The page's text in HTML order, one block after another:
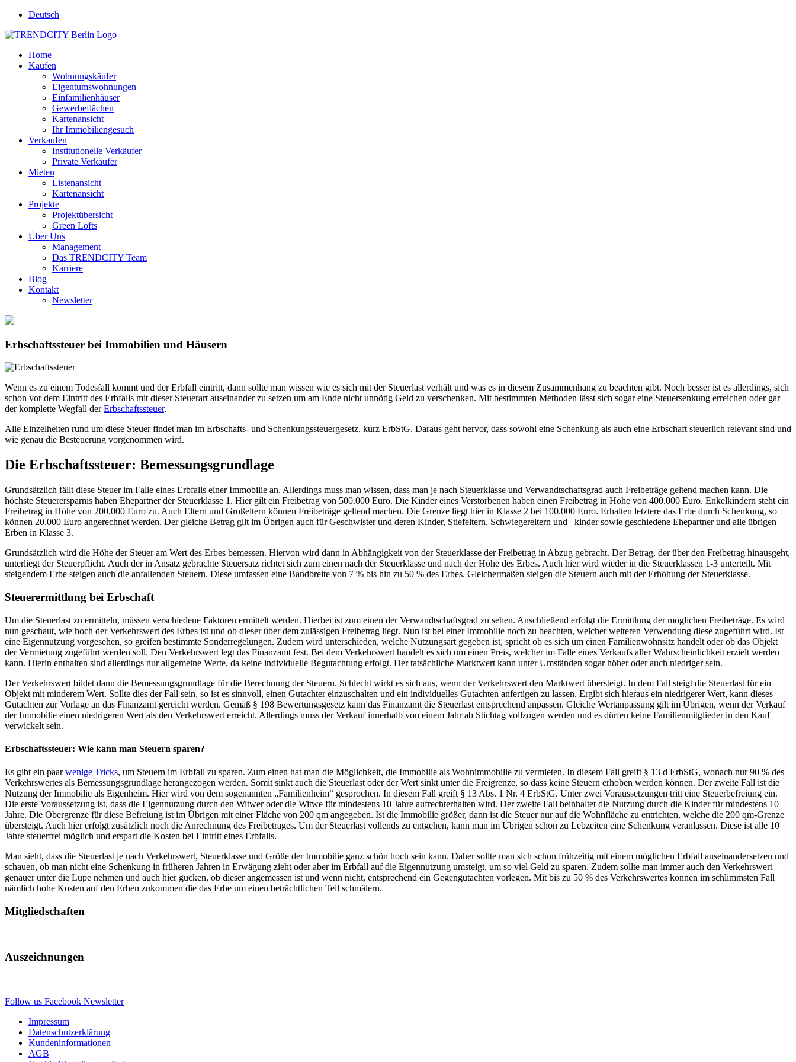
Deutsch
Home
Kaufen
Wohnungskäufer
Eigentumswohnungen
Einfamilienhäuser
Gewerbeflächen
Kartenansicht
Ihr Immobiliengesuch
Verkaufen
Institutionelle Verkäufer
Private Verkäufer
Mieten
Listenansicht
Kartenansicht
Projekte
Projektübersicht
Green Lofts
Über Uns
Management
Das TRENDCITY Team
Karriere
Blog
Kontakt
Newsletter
Erbschaftssteuer bei Immobilien und Häusern
Wenn es zu einem Todesfall kommt und der Erbfall eintritt, dann sollte man wissen wie es sich mit der Steuerlast verhält und was es in diesem Zusammenhang zu beachten gibt. Noch besser ist es allerdings, sich
schon vor dem Eintritt des Erbfalls mit dieser Steuerart auseinander zu setzen um am Ende nicht unnötig Geld zu verschenken. Mit bestimmten Methoden lässt sich sogar eine Steuersenkung erreichen oder gar
der komplette Wegfall derErbschaftssteuer.
Alle Einzelheiten rund um diese Steuer findet man im Erbschafts- und Schenkungssteuergesetz, kurz ErbStG. Daraus geht hervor, dass sowohl eine Schenkung als auch eine Erbschaft steuerlich relevant sind und
wie genau die Besteuerung vorgenommen wird.
Die Erbschaftssteuer: Bemessungsgrundlage
Grundsätzlich fällt diese Steuer im Falle eines Erbfalls einer Immobilie an. Allerdings muss man wissen, dass man je nach Steuerklasse und Verwandtschaftsgrad auch Freibeträge geltend machen kann. Die
höchste Steuerersparnis haben Ehepartner der Steuerklasse 1. Hier gilt ein Freibetrag von 500.000 Euro. Die Kinder eines Verstorbenen haben einen Freibetrag in Höhe von 400.000 Euro. Enkelkindern steht ein
Freibetrag in Höhe von 200.000 Euro zu. Auch Eltern und Großeltern können Freibeträge geltend machen. Die Grenze liegt hier in Klasse 2 bei 100.000 Euro. Erhalten letztere das Erbe durch Schenkung, so
können 20.000 Euro angerechnet werden. Der gleiche Betrag gilt im Übrigen auch für Geschwister und deren Kinder, Stiefeltern, Schwiegereltern und –kinder sowie geschiedene Ehepartner und alle übrigen
Erben in Klasse 3.
Grundsätzlich wird die Höhe der Steuer am Wert des Erbes bemessen. Hiervon wird dann in Abhängigkeit von der Steuerklasse der Freibetrag in Abzug gebracht. Der Betrag, der über den Freibetrag hinausgeht,
unterliegt der Steuerpflicht. Auch der in Ansatz gebrachte Steuersatz richtet sich zum einen nach der Steuerklasse und nach der Höhe des Erbes. Auch hier wird wieder in die Steuerklassen 1-3 unterteilt. Mit
steigendem Erbe steigen auch die anfallenden Steuern. Diese umfassen eine Bandbreite von 7 % bis hin zu 50 % des Erbes. Gleichermaßen steigen die Steuern auch mit der Erhöhung der Steuerklasse.
Steuerermittlung bei Erbschaft
Um die Steuerlast zu ermitteln, müssen verschiedene Faktoren ermittelt werden. Hierbei ist zum einen der Verwandtschaftsgrad zu sehen. Anschließend erfolgt die Ermittlung der möglichen Freibeträge. Es wird
nun geschaut, wie hoch der Verkehrswert des Erbes ist und ob dieser über dem zulässigen Freibetrag liegt. Nun ist bei einer Immobilie noch zu beachten, welcher weiteren Verwendung diese zugeführt wird. Ist
eine Eigennutzung vorgesehen, so greifen bestimmte Sonderregelungen. Zudem wird unterschieden, welche Nutzungsart gegeben ist, spricht ob es sich um einen Familienwohnsitz handelt oder ob das Objekt
der Vermietung zugeführt werden soll. Den Verkehrswert legt das Finanzamt fest. Bei dem Verkehrswert handelt es sich um einen Preis, welcher im Falle eines Verkaufs aller Wahrscheinlichkeit erzielt werden
kann. Hierin enthalten sind allerdings nur allgemeine Werte, da keine individuelle Begutachtung erfolgt. Der tatsächliche Marktwert kann unter Umständen sogar höher oder auch niedriger sein.
Der Verkehrswert bildet dann die Bemessungsgrundlage für die Berechnung der Steuern. Schlecht wirkt es sich aus, wenn der Verkehrswert den Marktwert übersteigt. In dem Fall steigt die Steuerlast für ein
Objekt mit minderem Wert. Sollte dies der Fall sein, so ist es sinnvoll, einen Gutachter einzuschalten und ein individuelles Gutachten anfertigen zu lassen. Ergibt sich hieraus ein niedrigerer Wert, kann dieses
Gutachten zur Vorlage an das Finanzamt gereicht werden. Gemäß § 198 Bewertungsgesetz kann das Finanzamt die Steuerlast entsprechend anpassen. Gleiche Wertanpassung gilt im Übrigen, wenn der Verkauf
der Immobilie einen niedrigeren Wert als den Verkehrswert erreicht. Allerdings muss der Verkauf innerhalb von einem Jahr ab Stichtag vollzogen werden und es dürfen keine Familienmitglieder in den Kauf
verwickelt sein.
Erbschaftssteuer: Wie kann man Steuern sparen?
Es gibt ein paarwenige Tricks, um Steuern im Erbfall zu sparen. Zum einen hat man die Möglichkeit, die Immobilie als Wohnimmobilie zu vermieten. In diesem Fall greift § 13 d ErbStG, wonach nur 90 % des
Verkehrswertes als Bemessungsgrundlage herangezogen werden. Somit sinkt auch die Steuerlast oder der Wert sinkt unter die Freigrenze, so dass keine Steuern erhoben werden können. Der zweite Fall ist die
Nutzung der Immobilie als Eigenheim. Hier wird von dem sogenannten „Familienheim“ gesprochen. In diesem Fall greift § 13 Abs. 1 Nr. 4 ErbStG. Unter zwei Voraussetzungen tritt eine Steuerbefreiung ein.
Die erste Voraussetzung ist, dass die Eigennutzung durch den Witwer oder die Witwe für mindestens 10 Jahre aufrechterhalten wird. Der zweite Fall beinhaltet die Nutzung durch die Kinder für mindestens 10
Jahre. Die Obergrenze für diese Befreiung ist im Übrigen mit einer Fläche von 200 qm angegeben. Ist die Immobilie größer, dann ist die Steuer nur auf die Wohnfläche zu entrichten, welche die 200 qm-Grenze
übersteigt. Auch hier erfolgt zusätzlich noch die Anrechnung des Freibetrages. Um der Steuerlast vollends zu entgehen, kann man im Übrigen schon zu Lebzeiten eine Schenkung veranlassen. Diese ist alle 10
Jahre steuerfrei möglich und erspart die Kosten bei Eintritt eines Erbfalls.
Man sieht, dass die Steuerlast je nach Verkehrswert, Steuerklasse und Größe der Immobilie ganz schön hoch sein kann. Daher sollte man sich schon frühzeitig mit einem möglichen Erbfall auseinandersetzen und
schauen, ob man nicht eine Schenkung in früheren Jahren in Erwägung zieht oder aber im Erbfall auf die Eigennutzung umsteigt, um so viel Geld zu sparen. Zudem sollte man immer auch den Verkehrswert
genauer unter die Lupe nehmen und auch hier gucken, ob dieser angemessen ist und wenn nicht, entsprechend ein Gegengutachten vorlegen. Mit bis zu 50 % des Verkehrswertes können im schlimmsten Fall
nämlich hohe Kosten auf den Erben zukommen die das Erbe um einen beträchtlichen Teil schmälern.
Mitgliedschaften
Auszeichnungen
Follow us Facebook Newsletter
Impressum
Datenschutzerklärung
Kundeninformationen
AGB